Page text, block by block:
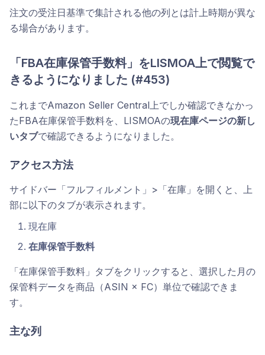
注文の受注日基準で集計される他の列とは計上時期が異な
る場合があります。
「FBA在庫保管手数料」をLISMOA上で閲覧で
きるようになりました (#453)
これまでAmazon Seller Central上でしか確認できなかっ
たFBA在庫保管手数料を、LISMOAの現在庫ページの新し
いタブで確認できるようになりました。
アクセス方法
サイドバー「フルフィルメント」>「在庫」を開くと、上
部に以下のタブが表示されます。
現在庫
在庫保管手数料
「在庫保管手数料」タブをクリックすると、選択した月の
保管料データを商品（ASIN × FC）単位で確認できま
す。
主な列